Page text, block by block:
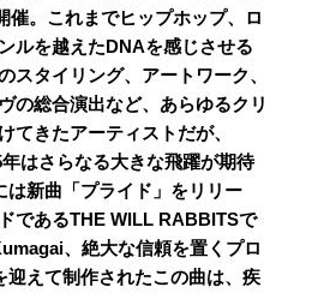
催。これまでヒップホップ、ロ
ルを越えたDNAを感じさせる
スタイリング、アートワーク、
の総合演出など、あらゆるクリ
てきたアーティストだが、
はさらなる大きな飛躍が期待
は新曲「プライド」をリリー
であるTHE WILL RABBITSで
、絶大な信頼を置くプロ
えて制作されたこの曲は、疾